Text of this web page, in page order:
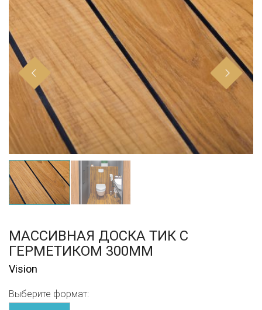
МАССИВНАЯ ДОСКА ТИК С
ГЕРМЕТИКОМ 300ММ
Vision
Выберите формат: